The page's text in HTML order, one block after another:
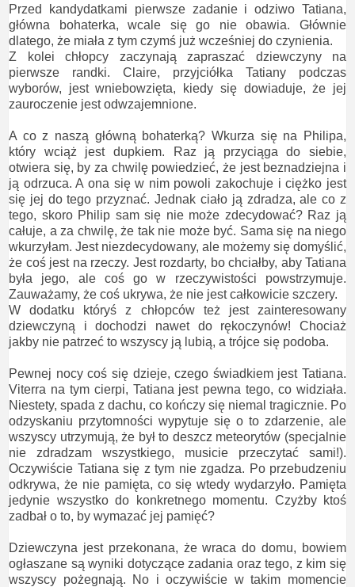
Przed kandydatkami pierwsze zadanie i odziwo Tatiana,
główna bohaterka, wcale się go nie obawia. Głównie
dlatego, że miała z tym czymś już wcześniej do czynienia.
Z kolei chłopcy zaczynają zapraszać dziewczyny na
pierwsze randki. Claire, przyjciółka Tatiany podczas
wyborów, jest wniebowzięta, kiedy się dowiaduje, że jej
zauroczenie jest odwzajemnione.
A co z naszą główną bohaterką? Wkurza się na Philipa,
który wciąż jest dupkiem. Raz ją przyciąga do siebie,
otwiera się, by za chwilę powiedzieć, że jest beznadziejna i
ją odrzuca. A ona się w nim powoli zakochuje i ciężko jest
się jej do tego przyznać. Jednak ciało ją zdradza, ale co z
tego, skoro Philip sam się nie może zdecydować? Raz ją
całuje, a za chwilę, że tak nie może być. Sama się na niego
wkurzyłam. Jest niezdecydowany, ale możemy się domyślić,
że coś jest na rzeczy. Jest rozdarty, bo chciałby, aby Tatiana
była jego, ale coś go w rzeczywistości powstrzymuje.
Zauważamy, że coś ukrywa, że nie jest całkowicie szczery.
W dodatku któryś z chłopców też jest zainteresowany
dziewczyną i dochodzi nawet do rękoczynów! Chociaż
jakby nie patrzeć to wszyscy ją lubią, a trójce się podoba.
Pewnej nocy coś się dzieje, czego świadkiem jest Tatiana.
Viterra na tym cierpi, Tatiana jest pewna tego, co widziała.
Niestety, spada z dachu, co kończy się niemal tragicznie. Po
odzyskaniu przytomności wypytuje się o to zdarzenie, ale
wszyscy utrzymują, że był to deszcz meteorytów (specjalnie
nie zdradzam wszystkiego, musicie przeczytać sami!).
Oczywiście Tatiana się z tym nie zgadza. Po przebudzeniu
odkrywa, że nie pamięta, co się wtedy wydarzyło. Pamięta
jedynie wszystko do konkretnego momentu. Czyżby ktoś
zadbał o to, by wymazać jej pamięć?
Dziewczyna jest przekonana, że wraca do domu, bowiem
ogłaszane są wyniki dotyczące zadania oraz tego, z kim się
wszyscy pożegnają. No i oczywiście w takim momencie